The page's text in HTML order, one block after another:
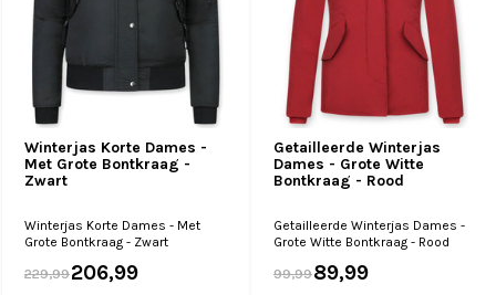
Winterjas Korte Dames -
Met Grote Bontkraag -
Zwart
Winterjas Korte Dames - Met
Grote Bontkraag - Zwart
229,99206,99
Getailleerde Winterjas
Dames - Grote Witte
Bontkraag - Rood
Getailleerde Winterjas Dames -
Grote Witte Bontkraag - Rood
99,9989,99